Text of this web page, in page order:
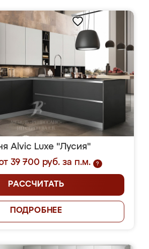
Alvic Luxe "Лусия"
39 700 руб. за п.м.
?
РАССЧИТАТЬ
ПОДРОБНЕЕ